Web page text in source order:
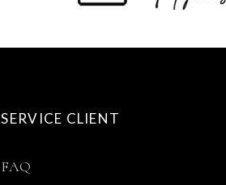
SERVICE CLIENT
FAQ